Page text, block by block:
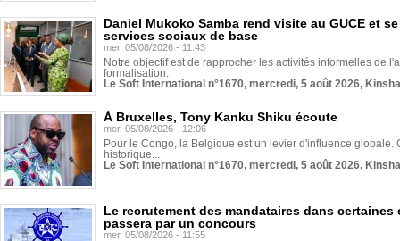
Daniel Mukoko Samba rend visite au GUCE et
services sociaux de base
mer, 05/08/2026 - 11:43
Notre objectif est de rapprocher les activités informelles de
formalisation.
Le Soft International n°1670, mercredi, 5 août 2026,
À Bruxelles, Tony Kanku Shiku écoute
mer, 05/08/2026 - 12:06
Pour le Congo, la Belgique est un levier d'influence globale.
historique...
Le Soft International n°1670, mercredi, 5 août 2026,
Le recrutement des mandataires dans
passera par un concours
mer, 05/08/2026 - 11:55